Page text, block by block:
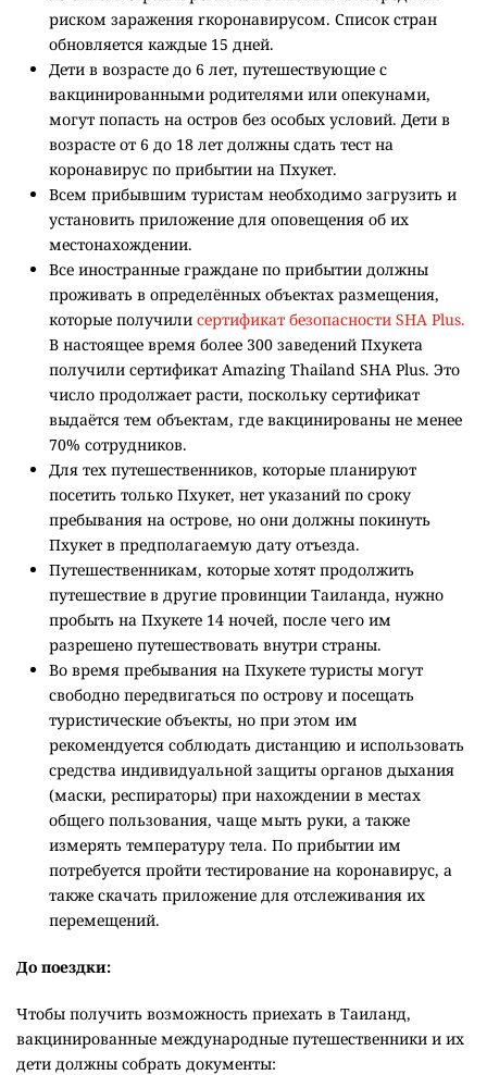
риском заражения rкоронавирусом. Список стран
обновляется каждые 15 дней.
Дети в возрасте до 6 лет, путешествующие с
вакцинированными родителями или опекунами,
могут попасть на остров без особых условий. Дети в
возрасте от 6 до 18 лет должны сдать тест на
коронавирус по прибытии на Пхукет.
Всем прибывшим туристам необходимо загрузить и
установить приложение для оповещения об их
местонахождении.
Все иностранные граждане по прибытии должны
проживать в определённых объектах размещения,
которые получили сертификат безопасности SHA Plus.
В настоящее время более 300 заведений Пхукета
получили сертификат Amazing Thailand SHA Plus. Это
число продолжает расти, поскольку сертификат
выдаётся тем объектам, где вакцинированы не менее
70% сотрудников.
Для тех путешественников, которые планируют
посетить только Пхукет, нет указаний по сроку
пребывания на острове, но они должны покинуть
Пхукет в предполагаемую дату отъезда.
Путешественникам, которые хотят продолжить
путешествие в другие провинции Таиланда, нужно
пробыть на Пхукете 14 ночей, после чего им
разрешено путешествовать внутри страны.
Во время пребывания на Пхукете туристы могут
свободно передвигаться по острову и посещать
туристические объекты, но при этом им
рекомендуется соблюдать дистанцию и использовать
средства индивидуальной защиты органов дыхания
(маски, респираторы) при нахождении в местах
общего пользования, чаще мыть руки, а также
измерять температуру тела. По прибытии им
потребуется пройти тестирование на коронавирус, а
также скачать приложение для отслеживания их
перемещений.
До поездки:
Чтобы получить возможность приехать в Таиланд,
вакцинированные международные путешественники и их
дети должны собрать документы: